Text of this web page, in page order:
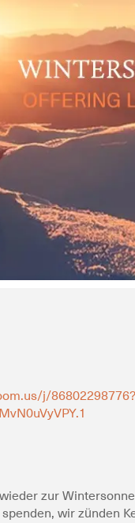
j/86802298776?
zur
wir zünden